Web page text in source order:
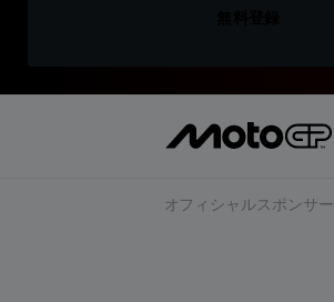
オフィシャルスポンサー